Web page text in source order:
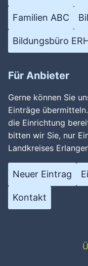
Familien ABC
Bildungsbüro
Für Anbieter
Gerne können Sie
Einträge
die Einrichtung
bitten wir Sie, nur
Landkreises
Neuer Eintrag
Kontakt